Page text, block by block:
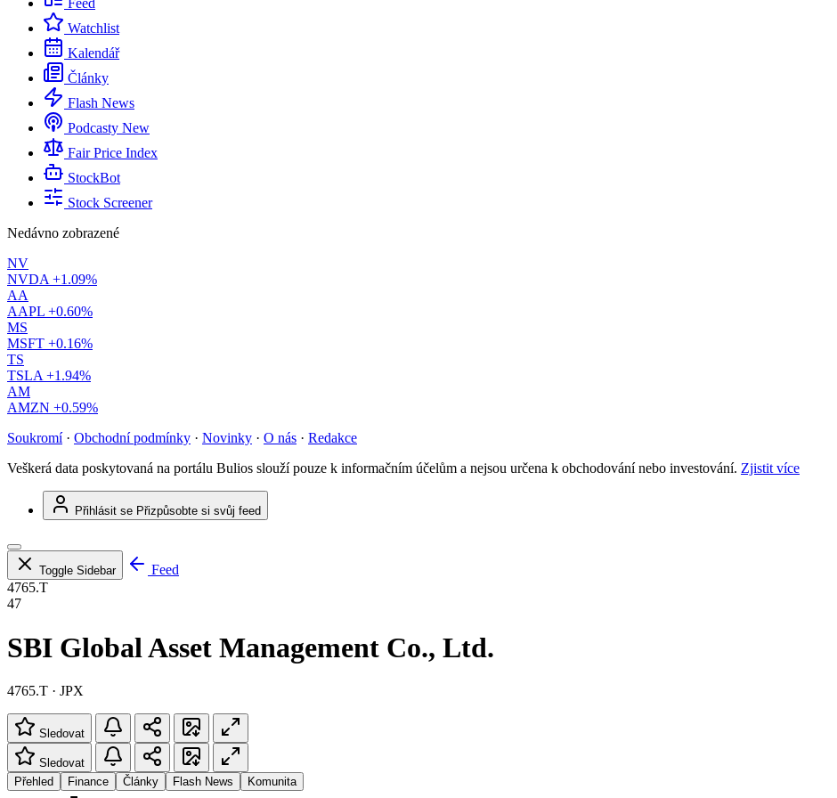
Feed
Watchlist
Kalendář
Články
Flash News
Podcasty New
Fair Price Index
StockBot
Stock Screener
Nedávno zobrazené
NV
NVDA +1.09%
AA
AAPL +0.60%
MS
MSFT +0.16%
TS
TSLA +1.94%
AM
AMZN +0.59%
Soukromí · Obchodní podmínky · Novinky · O nás · Redakce
Veškerá data poskytovaná na portálu Bulios slouží pouze k informačním účelům a nejsou určena k obchodování nebo investování. Zjistit více
Přihlásit se Přizpůsobte si svůj feed
Toggle Sidebar
Feed
4765.T
47
SBI Global Asset Management Co., Ltd.
4765.T · JPX
Sledovat
Sledovat
Přehled
Finance Články Flash News Komunita